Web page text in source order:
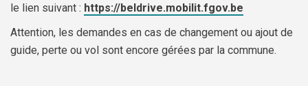
le lien suivant : https://beldrive.mobilit.fgov.be
Attention, les demandes en cas de changement ou ajout de
guide, perte ou vol sont encore gérées par la commune.